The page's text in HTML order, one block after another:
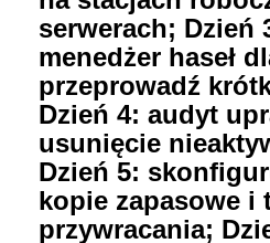
serwerach; Dzień
menedżer haseł
przeprowadź
Dzień 4: audyt
usunięcie
Dzień 5:
kopie zapasowe i
przywracania;